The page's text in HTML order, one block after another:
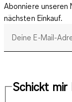
Abonniere unseren
nächsten Einkauf.
Deine E-Mail-
Schickt mir